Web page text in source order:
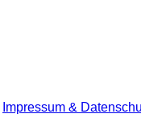
Impressum &